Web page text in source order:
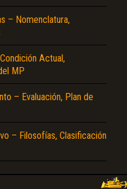
– Nomenclatura,
Actual,
MP
– Evaluación, Plan de
– Filosofías, Clasificación